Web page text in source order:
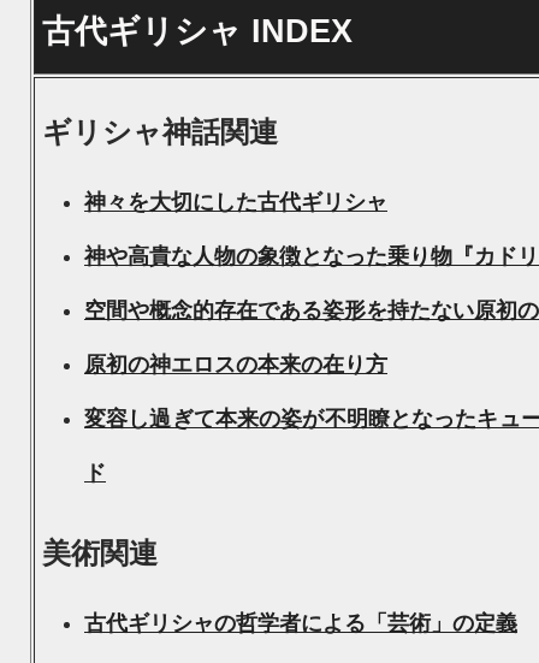
古代ギリシャ INDEX
ギリシャ神話関連
神々を大切にした古代ギリシャ
神や高貴な人物の象徴となった乗り物『カド
空間や概念的存在である姿形を持たない原初
原初の神エロスの本来の在り方
変容し過ぎて本来の姿が不明瞭となったキュ
ド
美術関連
古代ギリシャの哲学者による「芸術」の定義